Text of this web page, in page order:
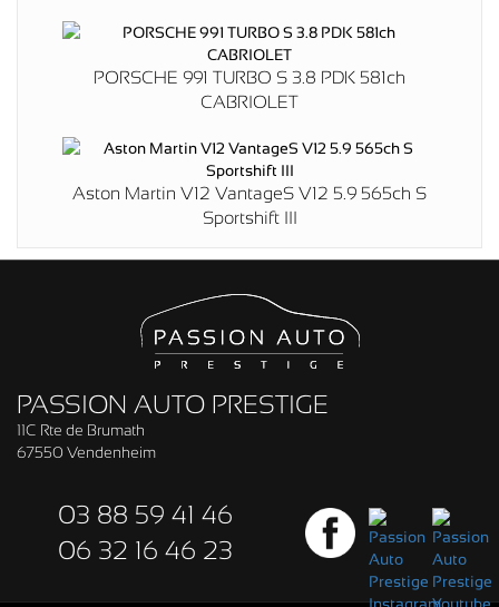
PORSCHE 991 TURBO S 3.8 PDK 581ch
CABRIOLET
Aston Martin V12 VantageS V12 5.9 565ch S
Sportshift III
PASSION AUTO PRESTIGE
11C Rte de Brumath
67550 Vendenheim
03 88 59 41 46
06 32 16 46 23